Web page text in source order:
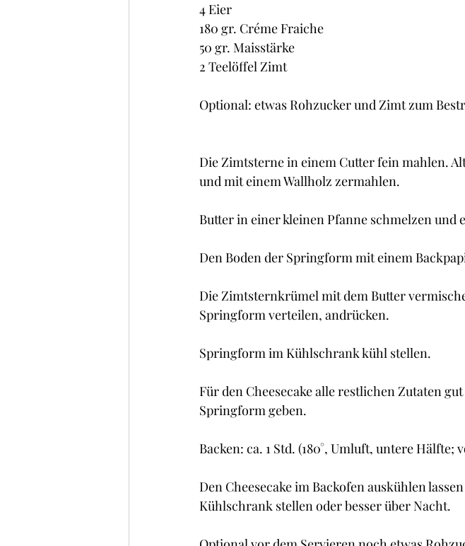
4 Eier
180 gr. Créme Fraiche
50 gr. Maisstärke
2 Teelöffel Zimt
Optional: etwas Rohzucker und Zimt zum
Die Zimtsterne in einem Cutter fein mahlen.
und mit einem Wallholz zermahlen.
Butter in einer kleinen Pfanne schmelzen und
Den Boden der Springform mit einem
Die Zimtsternkrümel mit dem Butter
Springform verteilen, andrücken.
Springform im Kühlschrank kühl stellen.
Für den Cheesecake alle restlichen Zutaten
Springform geben.
Backen: ca. 1 Std. (180°, Umluft, untere Hälfte;
Den Cheesecake im Backofen auskühlen
Kühlschrank stellen oder besser über Nacht.